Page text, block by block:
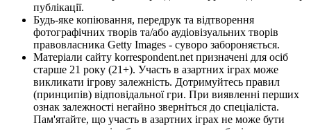
публікації.
Будь-яке копіювання, передрук та відтворення
фотографічних творів та/або аудіовізуальних творів
правовласника Getty Images - суворо забороняється.
Матеріали сайту korrespondent.net призначені для осіб
старше 21 року (21+). Участь в азартних іграх може
викликати ігрову залежність. Дотримуйтесь правил
(принципів) відповідальної гри. При виявленні перших
ознак залежності негайно зверніться до спеціаліста.
Пам'ятайте, що участь в азартних іграх не може бути